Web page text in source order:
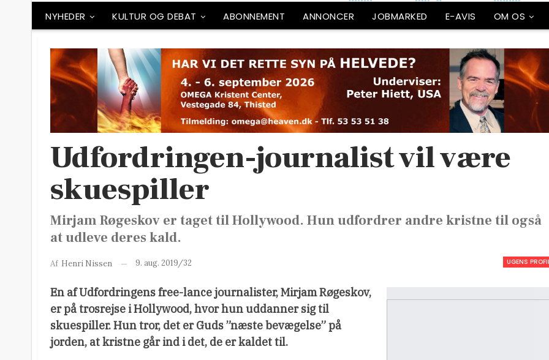
NYHEDER KULTUR OG DEBAT ABONNEMENT ANNONCER JOBMARKED E-AVIS OM OS
Udfordringen-journalist vil være
skuespiller
Mirjam Røgeskov er taget til Hollywood. Hun udfordrer andre kristne til også
at udleve deres kald.
UGENS
Af Henri Nissen 9. aug. 2019/32
En af Udfordringens free-lance journalister, Mirjam Røgeskov,
er på trosrejse i Hollywood, hvor hun uddanner sig til
skuespiller. Hun tror, det er Guds ”næste bevægelse” på
jorden, at kristne går ind i det, de er kaldet til.